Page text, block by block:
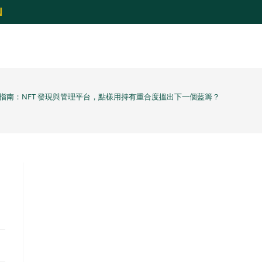
南：NFT 發現與管理平台，點樣用持有重合度搵出下一個藍籌？